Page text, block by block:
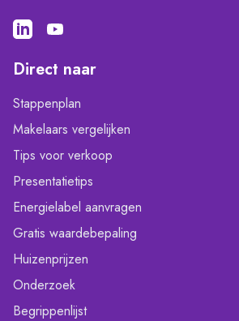
Direct naar
Stappenplan
Makelaars vergelijken
Tips voor verkoop
Presentatietips
Energielabel aanvragen
Gratis waardebepaling
Huizenprijzen
Onderzoek
Begrippenlijst